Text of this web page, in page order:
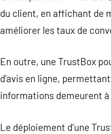
du client, en affichant de
améliorer les taux de
En outre, une TrustBox
d’avis en ligne,
informations demeurent
Le déploiement d’une